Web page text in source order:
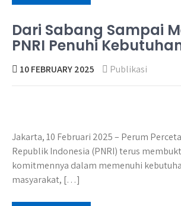
Dari Sabang Sampai
PNRI Penuhi
10 FEBRUARY 2025 Publikasi
Jakarta, 10 Februari 2025 – Perum
Republik Indonesia (PNRI) terus
komitmennya dalam memenuhi
masyarakat, […]